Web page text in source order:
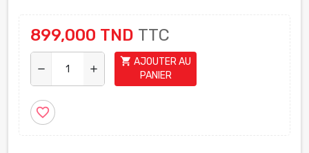
899,000 TND TTC
remove add
shopping_cart AJOUTER AU
PANIER
favorite_border